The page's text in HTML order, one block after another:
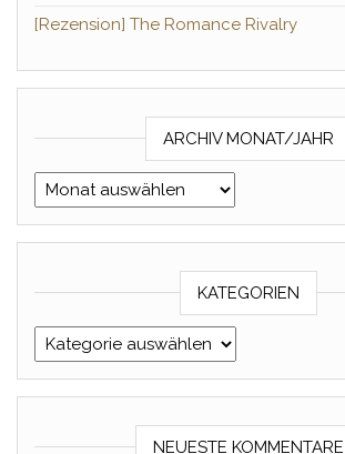
[Rezension] The Romance Rivalry
ARCHIV MONAT/JAHR
Archiv Monat/Jahr
KATEGORIEN
Kategorien
NEUESTE KOMMENTARE